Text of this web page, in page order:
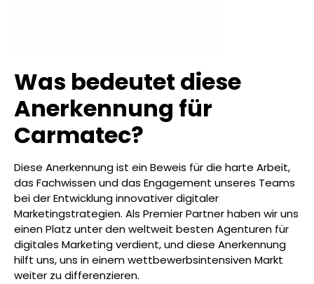
Was bedeutet diese
Anerkennung für
Carmatec?
Diese Anerkennung ist ein Beweis für die harte Arbeit,
das Fachwissen und das Engagement unseres Teams
bei der Entwicklung innovativer digitaler
Marketingstrategien. Als Premier Partner haben wir uns
einen Platz unter den weltweit besten Agenturen für
digitales Marketing verdient, und diese Anerkennung
hilft uns, uns in einem wettbewerbsintensiven Markt
weiter zu differenzieren.